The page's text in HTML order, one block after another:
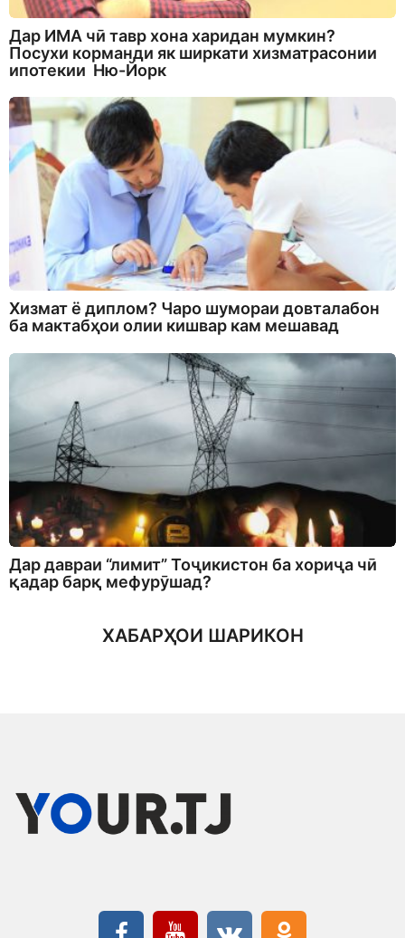
Дар ИМА чӣ тавр хона харидан мумкин?
Посухи корманди як ширкати хизматрасонии
ипотекии Ню-Йорк
Хизмат ё диплом? Чаро шумораи довталабон
ба мактабҳои олии кишвар кам мешавад
Дар давраи “лимит” Тоҷикистон ба хориҷа чӣ
қадар барқ мефурӯшад?
ХАБАРҲОИ ШАРИКОН